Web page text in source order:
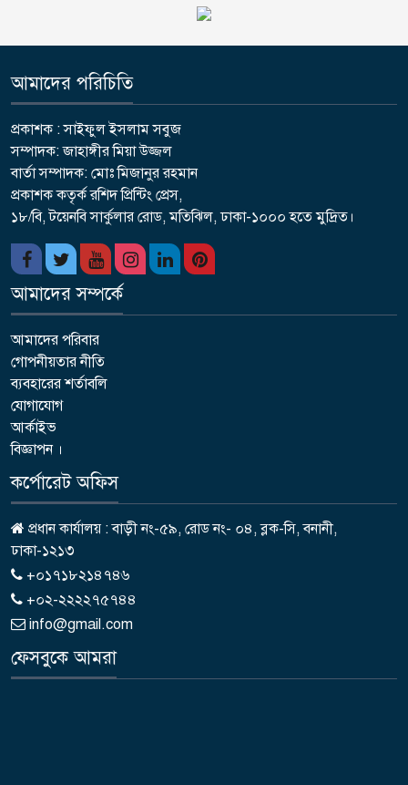
আমাদের পরিচিতি
প্রকাশক : সাইফুল ইসলাম সবুজ
সম্পাদক: জাহাঙ্গীর মিয়া উজ্জল
বার্তা সম্পাদক: মোঃ মিজানুর রহমান
প্রকাশক কতৃর্ক রশিদ প্রিন্টিং প্রেস,
১৮/বি, টয়েনবি সার্কুলার রোড, মতিঝিল, ঢাকা-১০০০ হতে মুদ্রিত।
আমাদের সম্পর্কে
আমাদের পরিবার
গোপনীয়তার নীতি
ব্যবহারের শর্তাবলি
যোগাযোগ
আর্কাইভ
বিজ্ঞাপন ।
কর্পোরেট অফিস
প্রধান কার্যালয় : বাড়ী নং-৫৯, রোড নং- ০৪, ব্লক-সি, বনানী,
ঢাকা-১২১৩
+০১৭১৮২১৪৭৪৬
+০২-২২২২৭৫৭৪৪
info@gmail.com
ফেসবুকে আমরা